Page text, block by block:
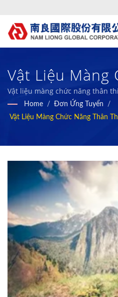
Vật Liệu Màng
Thân Thiện
Nhà Sản Xuất
Vật liệu màng chức năng thân
Năm Nhà Sản Xuất Vải Kỹ Thuật
Sinh Học | Nam Liong
Home / Đơn Ứng Tuyển
/
Vật Liệu Màng Chức Năng Thân